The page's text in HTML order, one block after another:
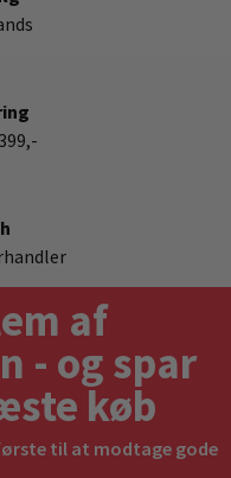
af
- og spar
køb
til at modtage gode